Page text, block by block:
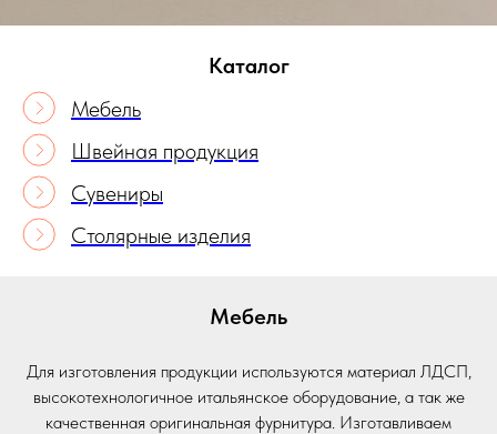
Каталог
Мебель
Швейная продукция
Сувениры
Столярные изделия
Мебель
Для изготовления продукции используются материал ЛДСП,
высокотехнологичное итальянское оборудование, а так же
качественная оригинальная фурнитура. Изготавливаем